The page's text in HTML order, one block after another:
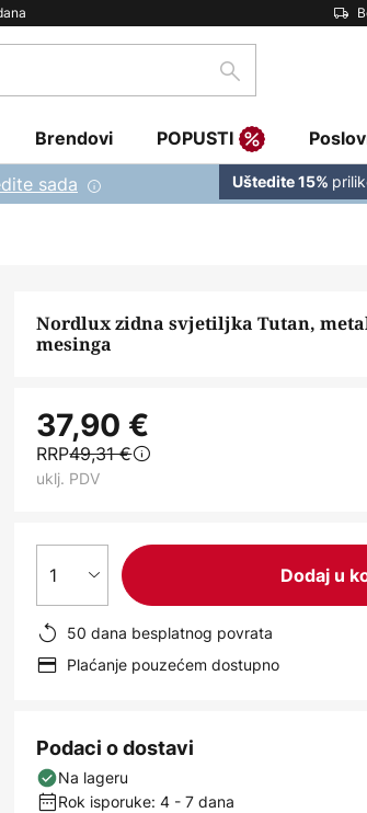
traži
Brendovi POPUSTI
sada Uštedite 15%
Nordlux zidna svjetiljka Tutan,
mesinga
37,90 €
RRP49,31 €
uklj. PDV
1 Dodaj u
50 dana besplatnog povrata
Plaćanje pouzećem dostupno
Podaci o dostavi
Na lageru
Rok isporuke: 4 - 7 dana